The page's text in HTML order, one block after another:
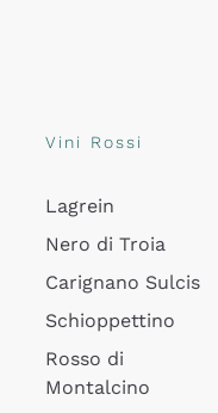
Vini Rossi
Lagrein
Nero di Troia
Carignano Sulcis
Schioppettino
Rosso di
Montalcino